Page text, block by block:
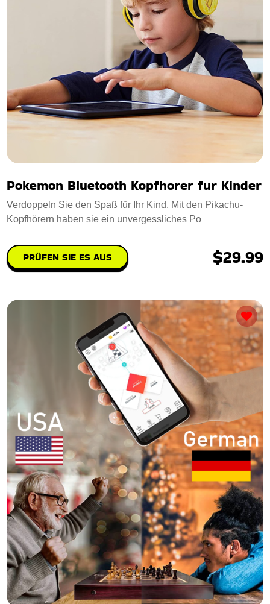
Pokemon Bluetooth Kopfhorer fur Kinder
Verdoppeln Sie den Spaß für Ihr Kind. Mit den Pikachu-
Kopfhörern haben sie ein unvergessliches Po
PRÜFEN SIE ES AUS $29.99